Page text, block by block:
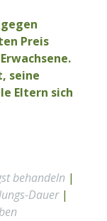
Preis
seine
Eltern sich
behandeln |
Dauer|